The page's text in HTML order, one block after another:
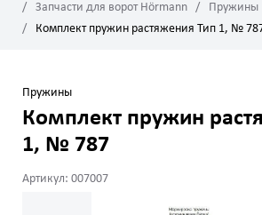
Запчасти для ворот Hörmann
Пружины
Комплект пружин растяжения Тип 1, №
Пружины
Комплект пружин
1, № 787
Артикул: 007007